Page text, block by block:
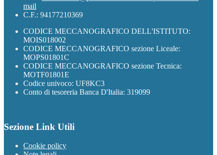
mail
C.F.: 94177210369
CODICE MECCANOGRAFICO DELL'ISTITUTO:
MOIS018002
CODICE MECCANOGRAFICO sezione Liceale:
MOPS01801C
CODICE MECCANOGRAFICO sezione Tecnica:
MOTF01801E
Codice univoco: UF8KC3
Conto di tesoreria Banca D'Italia: 319099
Sezione Link Utili
Cookie policy